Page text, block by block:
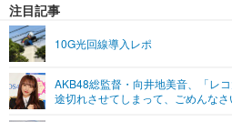
音楽
グラビア
ペット
その他
リリース一覧
プッシュ通知の停止方法
注目記事
10G光回線導入レポ
AKB48総監督・向井地美音、「レ
途切れさせてしまって、ごめんなさ